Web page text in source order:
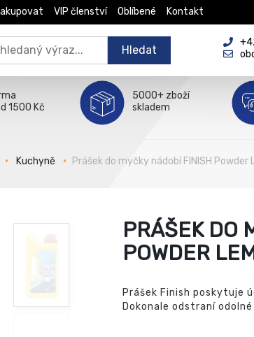
VIP členství Oblíbené Kontakt
Hledat
1500 Kč
5000+ zboží
skladem
Kuchyně Prášek do myčky nádobí FINISH Powder
PRÁŠEK DO
POWDER
Prášek Finish poskytuje
Dokonale odstraní